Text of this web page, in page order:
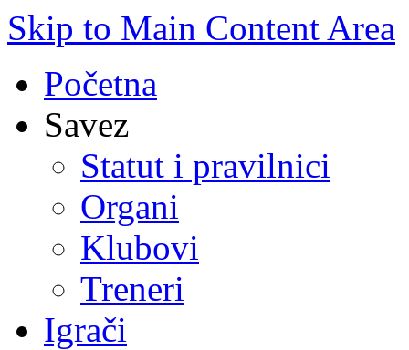
Skip to Main Content Area
Početna
Savez
Statut i pravilnici
Organi
Klubovi
Treneri
Igrači